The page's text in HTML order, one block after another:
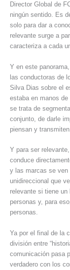
Director Global de
ningún sentido. Es
solo para dar a
relevante surge a
caracteriza a cada
Y en este
las conductoras de
Silva Dias sobre el
estaba en manos
se trata de
conjunto, de darle
piensan y transmiten.
Y para ser
conduce
y las marcas se ven
unidireccional que
relevante si tiene
personas y, para
personas.
Ya por el final de la
división entre
comunicación pasa
verdadero con los